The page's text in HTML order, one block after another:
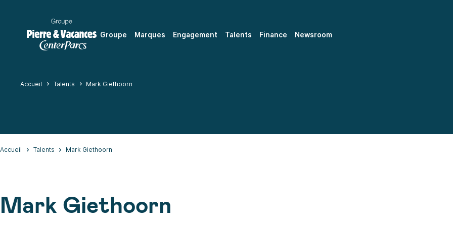
Groupe Marques Engagement Talents Finance Newsroom
Accueil Talents Mark Giethoorn
Accueil Talents Mark Giethoorn
Mark Giethoorn